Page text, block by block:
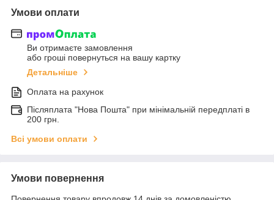
Умови оплати
Ви отримаєте замовлення
або гроші повернуться на вашу картку
Детальніше
Оплата на рахунок
Післяплата "Нова Пошта" при мінімальній передплаті в
200 грн.
Всі умови оплати
Умови повернення